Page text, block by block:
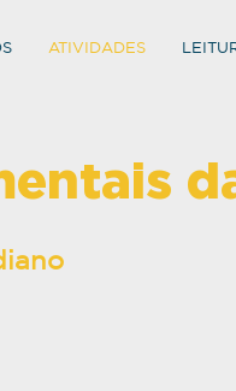
ATIVIDADES